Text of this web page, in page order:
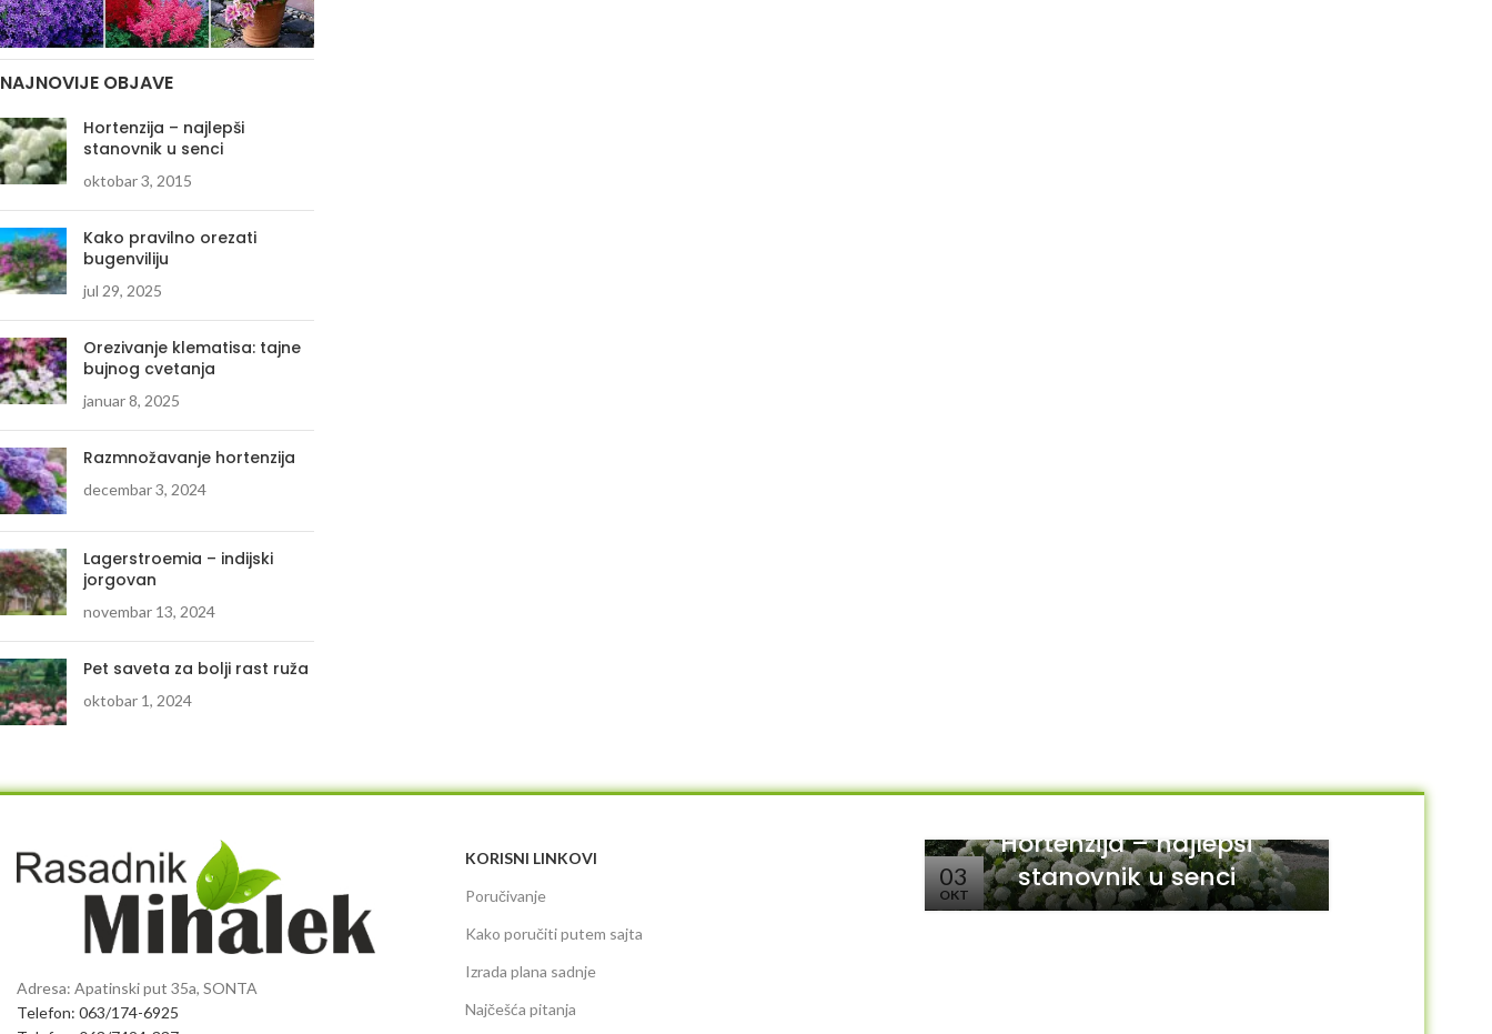
NAJNOVIJE OBJAVE
Hortenzija – najlepši
stanovnik u senci
oktobar 3, 2015
Kako pravilno orezati
bugenviliju
jul 29, 2025
Orezivanje klematisa: tajne
bujnog cvetanja
januar 8, 2025
Razmnožavanje hortenzija
decembar 3, 2024
Lagerstroemia – indijski
jorgovan
novembar 13, 2024
Pet saveta za bolji rast ruža
oktobar 1, 2024
Adresa: Apatinski put 35a, SONTA
Telefon: 063/174-6925
KORISNI LINKOVI
Poručivanje
Kako poručiti putem sajta
Izrada plana sadnje
Najčešća pitanja
03
OKT
Hortenzija – najlepši
stanovnik u senci